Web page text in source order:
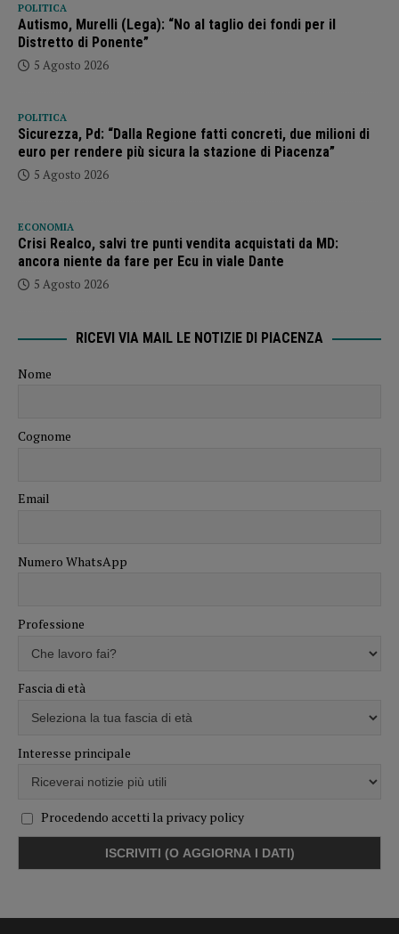
POLITICA
Autismo, Murelli (Lega): “No al taglio dei fondi per il
Distretto di Ponente”
5 Agosto 2026
POLITICA
Sicurezza, Pd: “Dalla Regione fatti concreti, due milioni di
euro per rendere più sicura la stazione di Piacenza”
5 Agosto 2026
ECONOMIA
Crisi Realco, salvi tre punti vendita acquistati da MD:
ancora niente da fare per Ecu in viale Dante
5 Agosto 2026
RICEVI VIA MAIL LE NOTIZIE DI PIACENZA
Nome
Cognome
Email
Numero WhatsApp
Professione
Fascia di età
Interesse principale
Procedendo accetti la privacy policy